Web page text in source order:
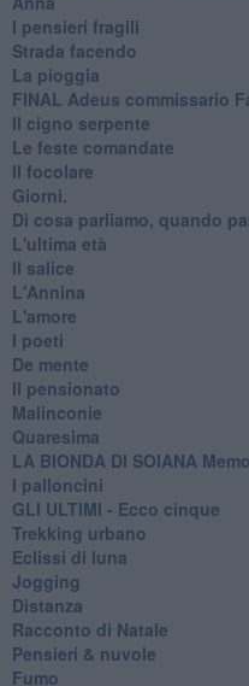
I pensieri fragili
Strada facendo
La pioggia
FINAL Adeus commissario
Il cigno serpente
Le feste comandate
Il focolare
Giorni.
Di cosa parliamo, quando
L'ultima età
Il salice
L'Annina
L'amore
I poeti
De mente
Il pensionato
Malinconie
Quaresima
LA BIONDA DI SOIANA
I palloncini
GLI ULTIMI - Ecco cinque
Trekking urbano
Eclissi di luna
Jogging
Distanza
Racconto di Natale
Pensieri & nuvole
Fumo